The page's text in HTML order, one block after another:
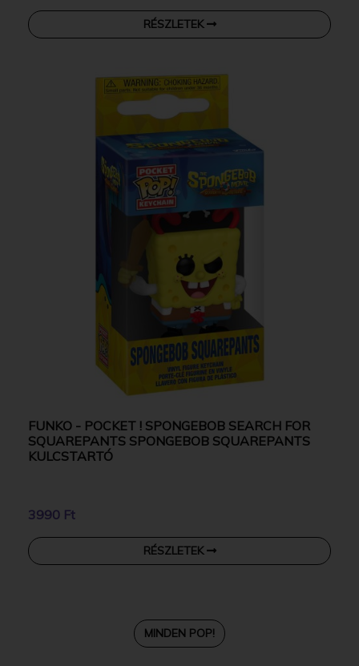
RÉSZLETEK
FUNKO - POCKET ! SPONGEBOB SEARCH FOR
SQUAREPANTS SPONGEBOB SQUAREPANTS
KULCSTARTÓ
3990 Ft
RÉSZLETEK
MINDEN POP!